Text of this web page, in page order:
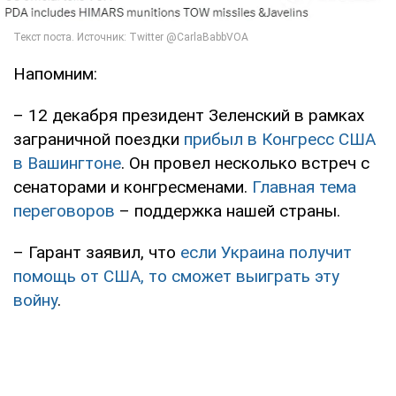
Напомним:
– 12 декабря президент Зеленский в рамках
заграничной поездки прибыл в Конгресс США
в Вашингтоне. Он провел несколько встреч с
сенаторами и конгресменами. Главная тема
переговоров – поддержка нашей страны.
– Гарант заявил, что если Украина получит
помощь от США, то сможет выиграть эту
войну.